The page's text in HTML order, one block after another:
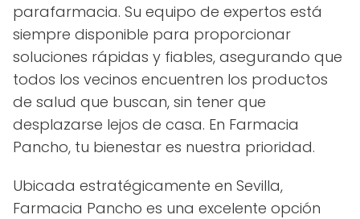
parafarmacia. Su equipo de expertos está
siempre disponible para proporcionar
soluciones rápidas y fiables, asegurando que
todos los vecinos encuentren los productos
de salud que buscan, sin tener que
desplazarse lejos de casa. En Farmacia
Pancho, tu bienestar es nuestra prioridad.
Ubicada estratégicamente en Sevilla,
Farmacia Pancho es una excelente opción